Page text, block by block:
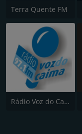
Terra Quente FM
Rádio Voz do Caima